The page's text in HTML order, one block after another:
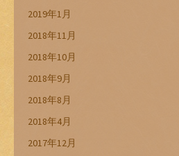
2019年1月
2018年11月
2018年10月
2018年9月
2018年8月
2018年4月
2017年12月